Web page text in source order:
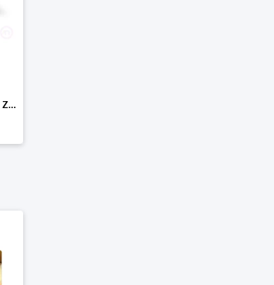
Domostrada - naklejaj ulice Zuzutoys